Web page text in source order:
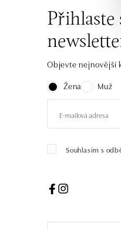
Přihlaste
Objevte nejnovější
Žena
Muž
Souhlasím s